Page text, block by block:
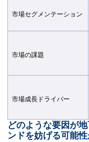
市場セグメンテーション
市場の課題
市場成長ドライバー
どのような要因が
ンドを妨げる可能